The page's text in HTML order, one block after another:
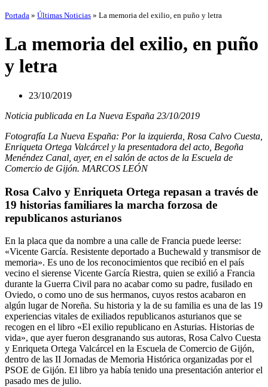
Portada » Últimas Noticias » La memoria del exilio, en puño y letra
La memoria del exilio, en puño
y letra
23/10/2019
Noticia publicada en La Nueva España 23/10/2019
Fotografía La Nueva España: Por la izquierda, Rosa Calvo Cuesta,
Enriqueta Ortega Valcárcel y la presentadora del acto, Begoña
Menéndez Canal, ayer, en el salón de actos de la Escuela de
Comercio de Gijón. MARCOS LEÓN
Rosa Calvo y Enriqueta Ortega repasan a través de
19 historias familiares la marcha forzosa de
republicanos asturianos
En la placa que da nombre a una calle de Francia puede leerse:
«Vicente García. Resistente deportado a Buchewald y transmisor de
memoria». Es uno de los reconocimientos que recibió en el país
vecino el sierense Vicente García Riestra, quien se exilió a Francia
durante la Guerra Civil para no acabar como su padre, fusilado en
Oviedo, o como uno de sus hermanos, cuyos restos acabaron en
algún lugar de Noreña. Su historia y la de su familia es una de las 19
experiencias vitales de exiliados republicanos asturianos que se
recogen en el libro «El exilio republicano en Asturias. Historias de
vida», que ayer fueron desgranando sus autoras, Rosa Calvo Cuesta
y Enriqueta Ortega Valcárcel en la Escuela de Comercio de Gijón,
dentro de las II Jornadas de Memoria Histórica organizadas por el
PSOE de Gijón. El libro ya había tenido una presentación anterior el
pasado mes de julio.